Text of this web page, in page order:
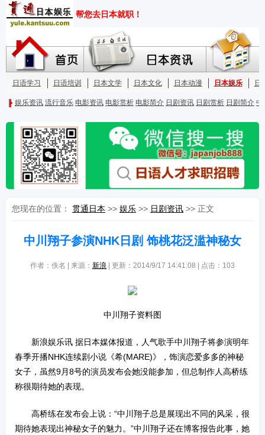
您现在的位置： 贯通日本 >> 娱乐 >> 日剧资讯 >> 正文
中川翔子参演NHK日剧 饰桃花泛滥神秘女
作者：佚名 | 来源： 新浪 | 更新：2014/9/17 14:41:08 | 点击： 103
中川翔子资料图
新浪娱乐讯 据日本媒体报道，人气歌手中川翔子将参演明年
春季开播NHK连续剧小说《希(MARE)》，饰演恋爱多多的神秘
女子，虽然9月8号的演员发布会她没能参加，但总制作人高桥练
称很期待她的表现。
高桥练在发布会上说：“中川翔子总是展现出不同的风采，很
期待她表现出神秘女子的魅力。”中川翔子还在博客报告此事，她